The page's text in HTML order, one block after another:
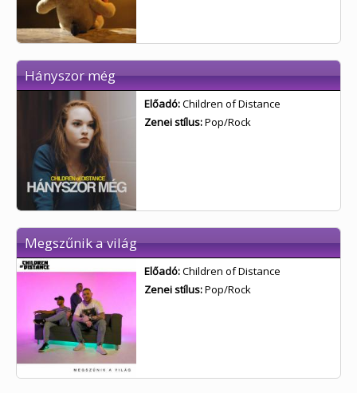
Hányszor még
Előadó:Children of Distance
Zenei stílus:Pop/Rock
Megszűnik a világ
Előadó:Children of Distance
Zenei stílus:Pop/Rock